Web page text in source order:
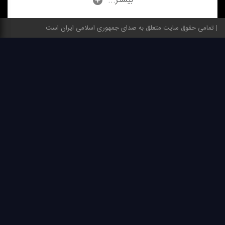
تمامی حقوق سایت متعلق به صدای جمهوری اسلامی ایران است